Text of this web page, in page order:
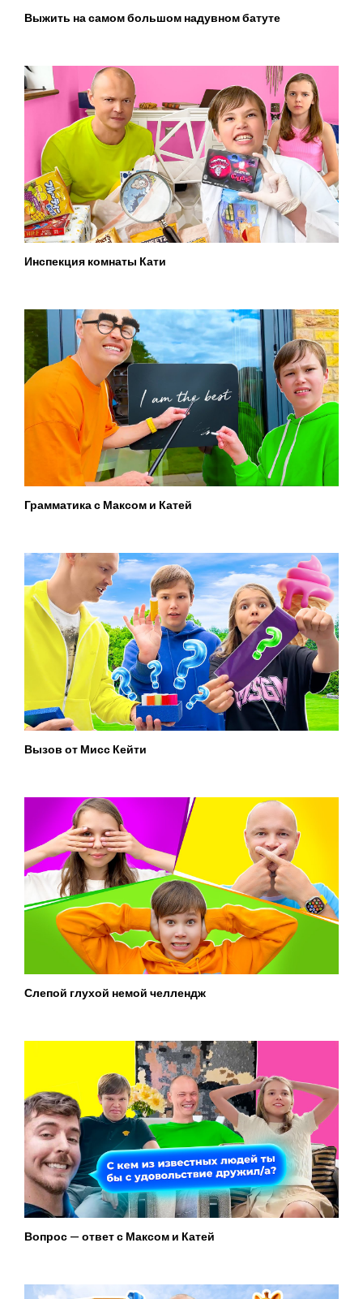
Выжить на самом большом надувном батуте
Инспекция комнаты Кати
Грамматика с Максом и Катей
Вызов от Мисс Кейти
Слепой глухой немой челлендж
Вопрос — ответ с Максом и Катей